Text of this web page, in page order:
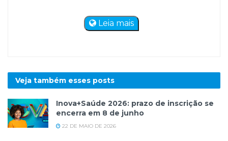
Leia mais
Veja também esses posts
Inova+Saúde 2026: prazo de inscrição se
encerra em 8 de junho
22 DE MAIO DE 2026